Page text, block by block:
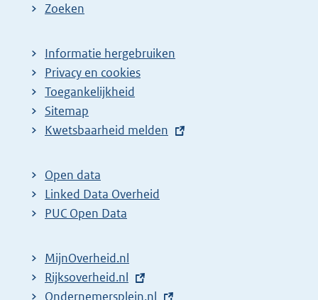
Zoeken
Informatie hergebruiken
Privacy en cookies
Toegankelijkheid
Sitemap
E
t
e
r
l
i
Kwetsbaarheid melden
Open data
Linked Data Overheid
PUC Open Data
MijnOverheid.nl
E
x
Rijksoverheid.nl
E
Ondernemersplein.nl